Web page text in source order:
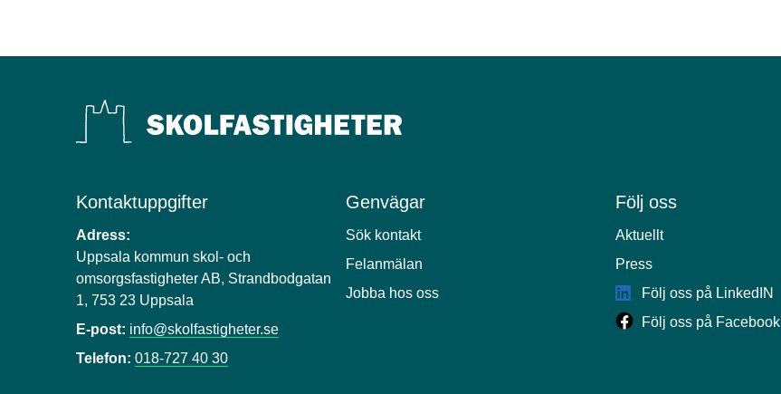
Kontaktuppgifter
Adress:
Uppsala kommun skol- och
omsorgsfastigheter AB, Strandbodgatan
1, 753 23 Uppsala
E-post: info@skolfastigheter.se
Telefon: 018-727 40 30
Genvägar
Sök kontakt
Felanmälan
Jobba hos oss
Följ oss
Aktuellt
Press
Följ oss på LinkedIN
Följ oss på Facebook